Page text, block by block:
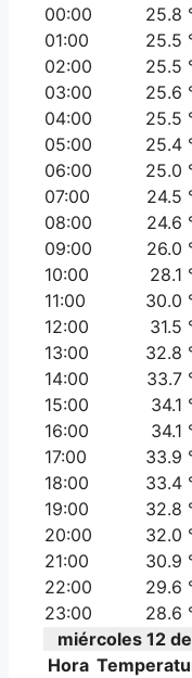
00:00
25.8
01:00
25.5
02:00
25.5
03:00
25.6
04:00
25.5
05:00
25.4
06:00
25.0
07:00
24.5
08:00
24.6
09:00
26.0
10:00
28.1
11:00
30.0
12:00
31.5
13:00
32.8
14:00
33.7
15:00
34.1
16:00
34.1
17:00
33.9
18:00
33.4
19:00
32.8
20:00
32.0
21:00
30.9
22:00
29.6
23:00
28.6
miércoles 12
Hora